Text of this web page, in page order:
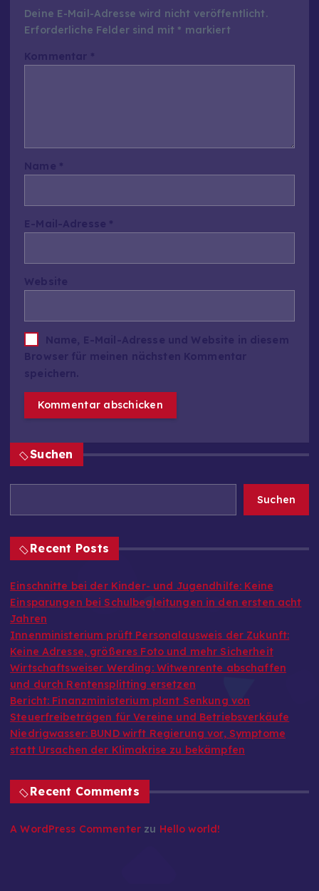
Deine E-Mail-Adresse wird nicht veröffentlicht.
Erforderliche Felder sind mit * markiert
Suchen
Suchen
Recent Posts
Einschnitte bei der Kinder- und Jugendhilfe: Keine
Einsparungen bei Schulbegleitungen in den ersten acht
Jahren
Innenministerium prüft Personalausweis der Zukunft:
Keine Adresse, größeres Foto und mehr Sicherheit
Wirtschaftsweiser Werding: Witwenrente abschaffen
und durch Rentensplitting ersetzen
Bericht: Finanzministerium plant Senkung von
Steuerfreibeträgen für Vereine und Betriebsverkäufe
Niedrigwasser: BUND wirft Regierung vor, Symptome
statt Ursachen der Klimakrise zu bekämpfen
Recent Comments
A WordPress Commenter zu Hello world!